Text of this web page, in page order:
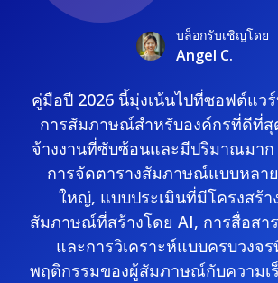
บล็อกรับเชิญโดย
Angel C.
คู่มือปี 2026 นี้มุ่งเน้นไปที่ซอฟต์แว
การสัมภาษณ์สำหรับองค์กรที่ดีที่สุ
จ้างงานที่ซับซ้อนและมีปริมาณมาก
การจัดตารางสัมภาษณ์แบบหลา
ใหญ่, แบบประเมินที่มีโครงสร้า
สัมภาษณ์ที่สร้างโดย AI, การสื่อสา
และการวิเคราะห์แบบครบวงจร
พฤติกรรมของผู้สัมภาษณ์กับความ